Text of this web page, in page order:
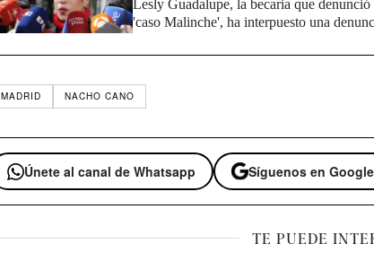
Lesly Guadalupe, la becaria que
'caso Malinche', ha interpuesto una
MADRID NACHO CANO
Únete al canal de Whatsapp Síguenos en
TE PUEDE